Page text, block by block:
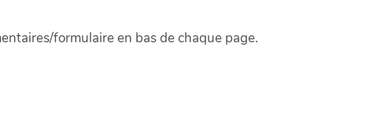
formulaire en bas de chaque page.